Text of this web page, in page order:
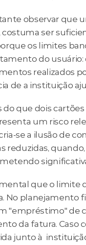
observar que
costuma ser
os limites
do usuário:
realizados
de a instituição
do que dois
um risco
se a ilusão de
reduzidas,
que o limite
No planejamento
"empréstimo" de
da fatura. Caso
junto à